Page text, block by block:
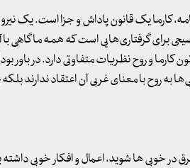
کارما یک قانون پاداش و جزا است. یک
برای گرفتاری‌هایی است که همه ما گاهی
و روح نظریات متفاوتی دارد. در باور
روح با معنای غربی آن اعتقاد ندارند
در خوبی ها شوید، اعمال و افکار خوبی